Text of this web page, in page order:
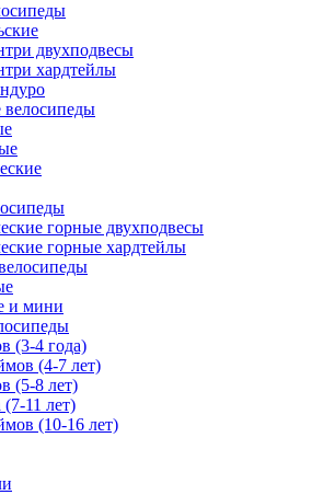
двухподвесы
хардтейлы
горные двухподвесы
горные хардтейлы
и мини
(3-4 года)
(4-7 лет)
(5-8 лет)
11 лет)
(10-16 лет)